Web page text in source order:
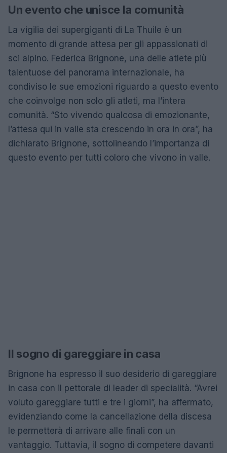
Un evento che unisce la comunità
La vigilia dei supergiganti di La Thuile è un
momento di grande attesa per gli appassionati di
sci alpino. Federica Brignone, una delle atlete più
talentuose del panorama internazionale, ha
condiviso le sue emozioni riguardo a questo evento
che coinvolge non solo gli atleti, ma l’intera
comunità. “Sto vivendo qualcosa di emozionante,
l’attesa qui in valle sta crescendo in ora in ora”, ha
dichiarato Brignone, sottolineando l’importanza di
questo evento per tutti coloro che vivono in valle.
Il sogno di gareggiare in casa
Brignone ha espresso il suo desiderio di gareggiare
in casa con il pettorale di leader di specialità. “Avrei
voluto gareggiare tutti e tre i giorni”, ha affermato,
evidenziando come la cancellazione della discesa
le permetterà di arrivare alle finali con un
vantaggio. Tuttavia, il sogno di competere davanti